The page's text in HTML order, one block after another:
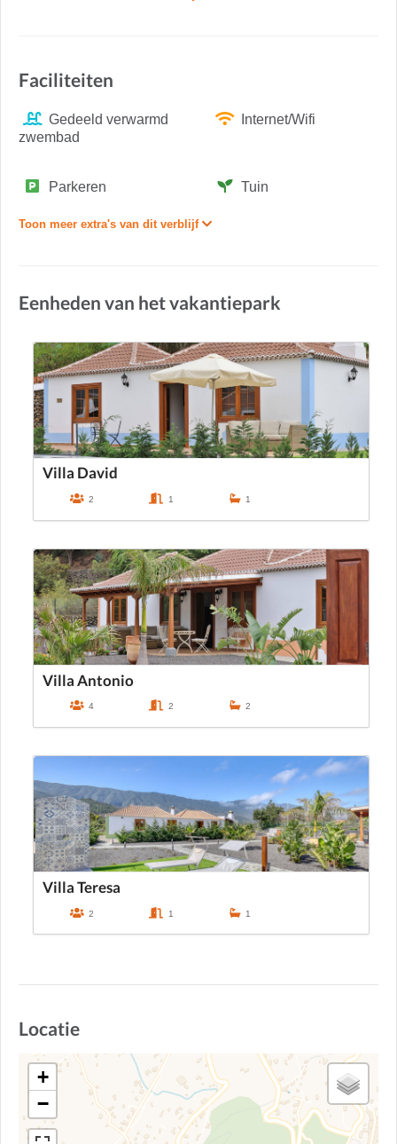
Faciliteiten
Gedeeld verwarmd
zwembad
Internet/Wifi
Parkeren Tuin
Toon meer extra's van dit verblijf
Eenheden van het vakantiepark
Villa David
2 1 1
Villa Antonio
4 2 2
Villa Teresa
2 1 1
Locatie
+
−